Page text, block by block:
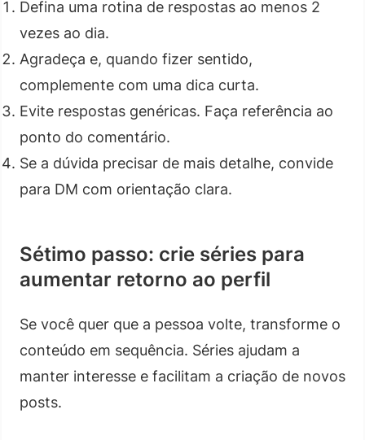
Defina uma rotina de respostas ao menos 2
vezes ao dia.
Agradeça e, quando fizer sentido,
complemente com uma dica curta.
Evite respostas genéricas. Faça referência ao
ponto do comentário.
Se a dúvida precisar de mais detalhe, convide
para DM com orientação clara.
Sétimo passo: crie séries para
aumentar retorno ao perfil
Se você quer que a pessoa volte, transforme o
conteúdo em sequência. Séries ajudam a
manter interesse e facilitam a criação de novos
posts.